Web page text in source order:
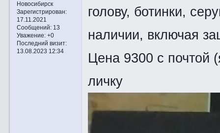
Новосибирск
Зарегистрирован:
17.11.2021
Сообщений:13
Уважение: +0
Последний визит:
13.08.2023 12:34
голову, ботинки,
наличии, включая
Цена 9300 с
личку